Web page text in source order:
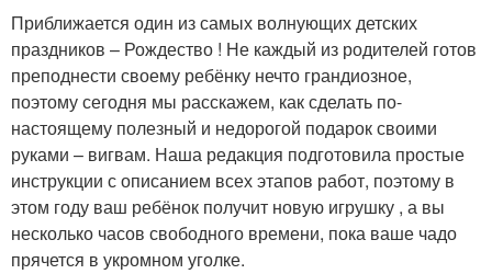
Приближается один из самых волнующих детских
праздников – Рождество ! Не каждый из родителей готов
преподнести своему ребёнку нечто грандиозное,
поэтому сегодня мы расскажем, как сделать по-
настоящему полезный и недорогой подарок своими
руками – вигвам. Наша редакция подготовила простые
инструкции с описанием всех этапов работ, поэтому в
этом году ваш ребёнок получит новую игрушку , а вы
несколько часов свободного времени, пока ваше чадо
прячется в укромном уголке.